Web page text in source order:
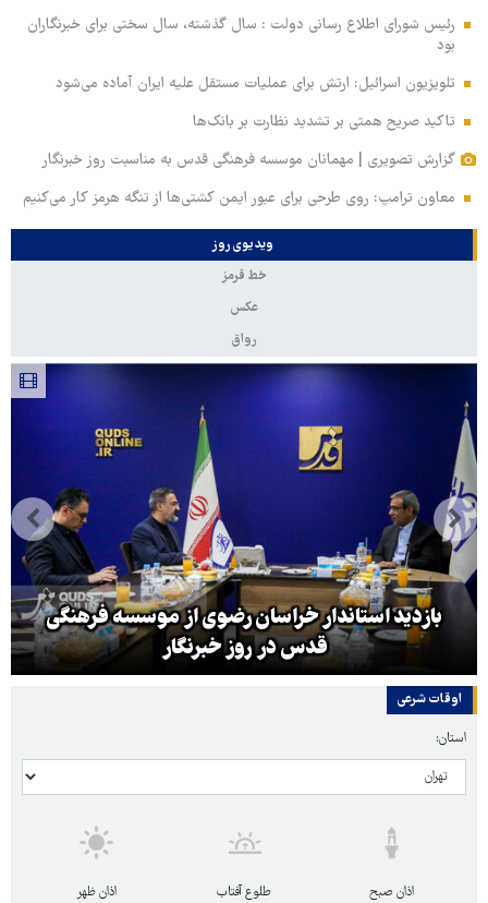
رئیس شورای اطلاع رسانی دولت : سال گذشته، سال سختی برای خبرنگاران
بود
تلویزیون اسرائیل: ارتش برای عملیات مستقل علیه ایران آماده می‌شود
تاکید صریح همتی بر تشدید نظارت بر بانک‌ها
گزارش تصویری | مهمانان موسسه فرهنگی قدس به مناسبت روز خبرنگار
معاون ترامپ: روی طرحی برای عبور ایمن کشتی‌ها از تنگه هرمز کار می‌کنیم
ویدیوی روز
خط قرمز
عکس
رواق
بازدید استاندار خراسان رضوی از موسسه فرهنگی
قدس در روز خبرنگار
اوقات شرعی
استان:
اذان صبح
طلوع آفتاب
اذان ظهر